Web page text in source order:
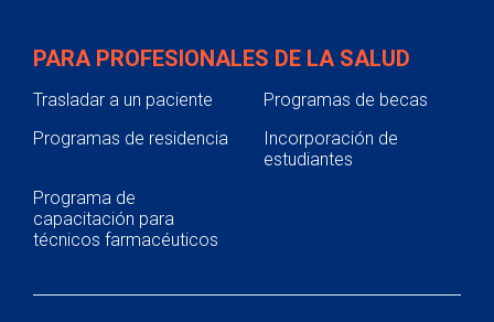
PARA PROFESIONALES DE LA SALUD
Trasladar a un paciente
Programas de becas
Programas de residencia
Incorporación de
estudiantes
Programa de
capacitación para
técnicos farmacéuticos